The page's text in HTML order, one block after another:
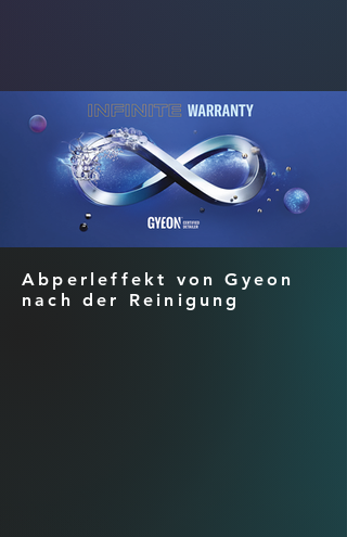
Abperleffekt von Gyeon
nach der Reinigung